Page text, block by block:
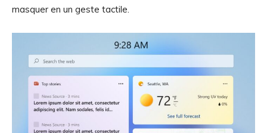
masquer en un geste tactile.